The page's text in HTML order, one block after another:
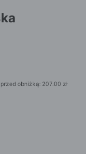
obniżką: 207.00 zł